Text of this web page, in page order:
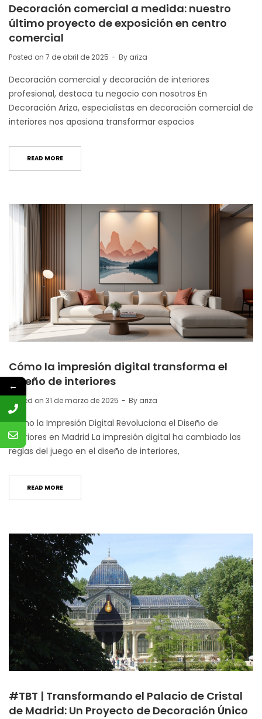
Decoración comercial a medida: nuestro
último proyecto de exposición en centro
comercial
Posted on 7 de abril de 2025 By ariza
Decoración comercial y decoración de interiores
profesional, destaca tu negocio con nosotros En
Decoración Ariza, especialistas en decoración comercial de
interiores nos apasiona transformar espacios
READ MORE
Cómo la impresión digital transforma el
diseño de interiores
Posted on 31 de marzo de 2025 By ariza
Cómo la Impresión Digital Revoluciona el Diseño de
Interiores en Madrid La impresión digital ha cambiado las
reglas del juego en el diseño de interiores,
READ MORE
#TBT | Transformando el Palacio de Cristal
de Madrid: Un Proyecto de Decoración Único
←